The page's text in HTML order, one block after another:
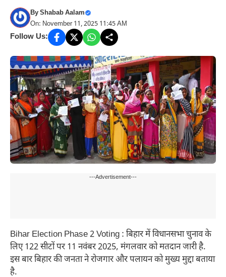
ByShabab Aalam
On: November 11, 2025 11:45 AM
Follow Us:
---Advertisement---
Bihar Election Phase 2 Voting : बिहार में विधानसभा चुनाव के
लिए 122 सीटों पर 11 नवंबर 2025, मंगलवार को मतदान जारी है.
इस बार बिहार की जनता ने रोजगार और पलायन को मुख्य मुद्दा बताया
है.